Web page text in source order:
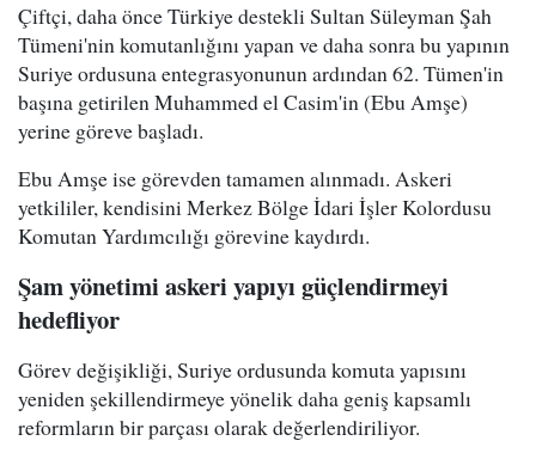
Çiftçi, daha önce Türkiye destekli Sultan Süleyman Şah
Tümeni'nin komutanlığını yapan ve daha sonra bu yapının
Suriye ordusuna entegrasyonunun ardından 62. Tümen'in
başına getirilen Muhammed el Casim'in (Ebu Amşe)
yerine göreve başladı.
Ebu Amşe ise görevden tamamen alınmadı. Askeri
yetkililer, kendisini Merkez Bölge İdari İşler Kolordusu
Komutan Yardımcılığı görevine kaydırdı.
Şam yönetimi askeri yapıyı güçlendirmeyi
hedefliyor
Görev değişikliği, Suriye ordusunda komuta yapısını
yeniden şekillendirmeye yönelik daha geniş kapsamlı
reformların bir parçası olarak değerlendiriliyor.